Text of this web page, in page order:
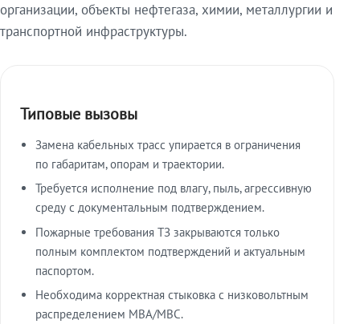
организации, объекты нефтегаза, химии, металлургии и
транспортной инфраструктуры.
Типовые вызовы
Замена кабельных трасс упирается в ограничения
по габаритам, опорам и траектории.
Требуется исполнение под влагу, пыль, агрессивную
среду с документальным подтверждением.
Пожарные требования ТЗ закрываются только
полным комплектом подтверждений и актуальным
паспортом.
Необходима корректная стыковка с низковольтным
распределением МВА/МВС.